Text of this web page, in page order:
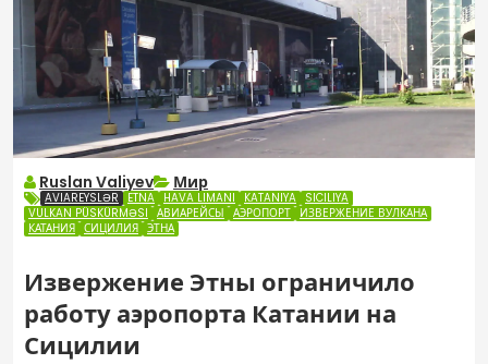
Ruslan Valiyev Мир
AVIAREYSLƏR ETNA HAVA LIMANI KATANIYA SICILIYA
VULKAN PÜSKÜRMƏSI АВИАРЕЙСЫ АЭРОПОРТ ИЗВЕРЖЕНИЕ ВУЛКАНА
КАТАНИЯ СИЦИЛИЯ ЭТНА
Извержение Этны ограничило
работу аэропорта Катании на
Сицилии